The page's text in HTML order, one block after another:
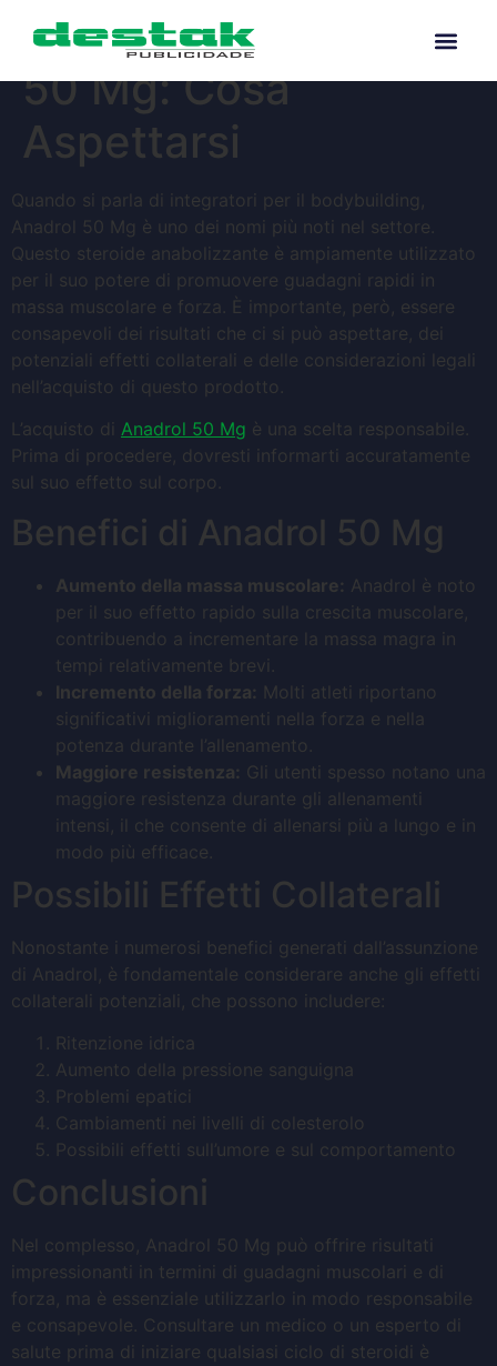
Risultati di Anadrol
50 Mg: Cosa
Aspettarsi
Quando si parla di integratori per il bodybuilding,
Anadrol 50 Mg è uno dei nomi più noti nel settore.
Questo steroide anabolizzante è ampiamente utilizzato
per il suo potere di promuovere guadagni rapidi in
massa muscolare e forza. È importante, però, essere
consapevoli dei risultati che ci si può aspettare, dei
potenziali effetti collaterali e delle considerazioni legali
nell’acquisto di questo prodotto.
L’acquisto di Anadrol 50 Mg è una scelta responsabile.
Prima di procedere, dovresti informarti accuratamente
sul suo effetto sul corpo.
Benefici di Anadrol 50 Mg
Aumento della massa muscolare: Anadrol è noto
per il suo effetto rapido sulla crescita muscolare,
contribuendo a incrementare la massa magra in
tempi relativamente brevi.
Incremento della forza: Molti atleti riportano
significativi miglioramenti nella forza e nella
potenza durante l’allenamento.
Maggiore resistenza: Gli utenti spesso notano una
maggiore resistenza durante gli allenamenti
intensi, il che consente di allenarsi più a lungo e in
modo più efficace.
Possibili Effetti Collaterali
Nonostante i numerosi benefici generati dall’assunzione
di Anadrol, è fondamentale considerare anche gli effetti
collaterali potenziali, che possono includere:
Ritenzione idrica
Aumento della pressione sanguigna
Problemi epatici
Cambiamenti nei livelli di colesterolo
Possibili effetti sull’umore e sul comportamento
Conclusioni
Nel complesso, Anadrol 50 Mg può offrire risultati
impressionanti in termini di guadagni muscolari e di
forza, ma è essenziale utilizzarlo in modo responsabile
e consapevole. Consultare un medico o un esperto di
salute prima di iniziare qualsiasi ciclo di steroidi è